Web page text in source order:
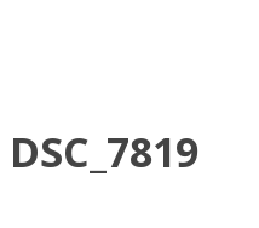
DSC_7819